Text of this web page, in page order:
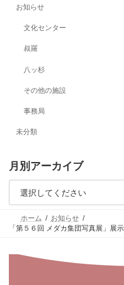
お知らせ
文化センター
叔羅
八ッ杉
その他の施設
事務局
未分類
月別アーカイブ
ホーム
お知らせ
「第５６回 メダカ集団写真展」展